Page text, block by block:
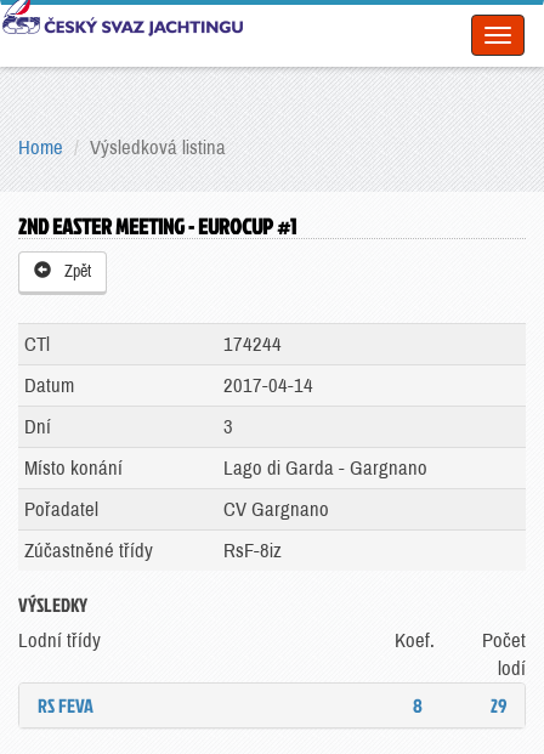
Home Výsledková listina
2ND EASTER MEETING - EUROCUP #1
Zpět
CTl
174244
Datum
2017-04-14
Dní
3
Místo konání
Lago di Garda - Gargnano
Pořadatel
CV Gargnano
Zúčastněné třídy
RsF-8iz
VÝSLEDKY
Lodní třídy Koef.
Počet
lodí
RS FEVA 8 29